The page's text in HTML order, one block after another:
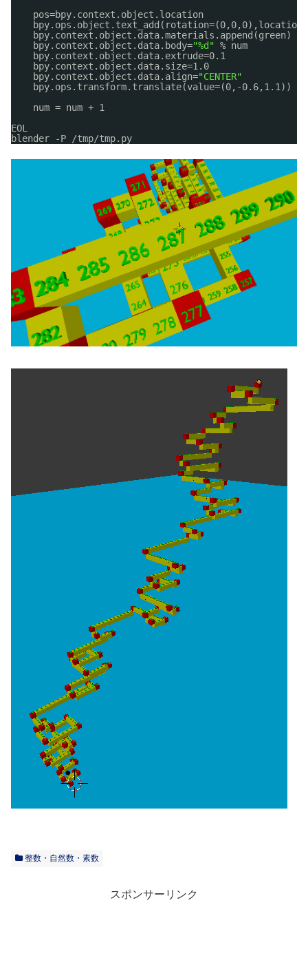
pos=bpy.context.object.location
bpy.context.object.data.materials.append(green)
bpy.context.object.data.body="%d" % num
bpy.context.object.data.extrude=0.1
bpy.context.object.data.size=1.0
bpy.context.object.data.align="CENTER"
bpy.ops.transform.translate(value=(0,-0.6,1.1))
num = num + 1
EOL
blender -P
/tmp/tmp.py
整数・自然数・素数
スポンサーリンク